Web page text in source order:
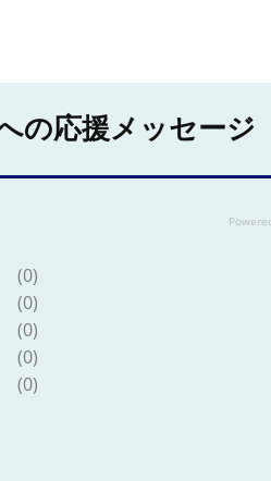
の応援メッセージ
(0)
(0)
(0)
(0)
(0)